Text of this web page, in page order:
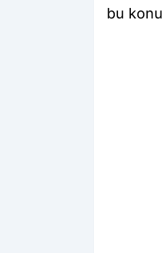
bu